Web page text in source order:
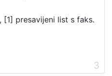
[1] presavijeni list s faks.
3